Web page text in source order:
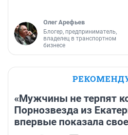
Олег Арефьев
Блогер, предприниматель,
владелец в транспортном
бизнесе
«Мужчины не терпят
Порнозвезда из
впервые показала